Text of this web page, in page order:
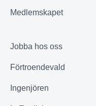
Medlemskapet
Jobba hos oss
Förtroendevald
Ingenjören